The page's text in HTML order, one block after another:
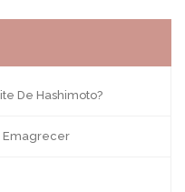
De Hashimoto?
Emagrecer